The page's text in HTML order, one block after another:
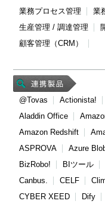
業務プロセス管理
業
生産管理 / 調達管理
顧客管理（CRM）
@Tovas Actionista!
Aladdin Office
Amazon Redshift
ASPROVA
Azure
BizRobo!
BIツール
Canbus.
CELF
CYBER XEED
Dify